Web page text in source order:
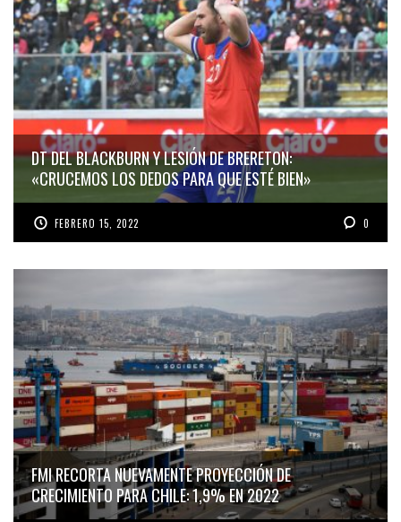
DT DEL BLACKBURN Y LESIÓN DE BRERETON:
«CRUCEMOS LOS DEDOS PARA QUE ESTÉ BIEN»
FEBRERO 15, 2022 0
FMI RECORTA NUEVAMENTE PROYECCIÓN DE
CRECIMIENTO PARA CHILE: 1,9% EN 2022